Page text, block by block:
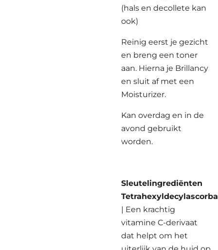
(hals en decollete kan
ook)
Reinig eerst je gezicht
en breng een toner
aan. Hierna je Brillancy
en sluit af met een
Moisturizer.
Kan overdag en in de
avond gebruikt
worden.
Sleutelingrediënten
| Een krachtig
vitamine C-derivaat
dat helpt om het